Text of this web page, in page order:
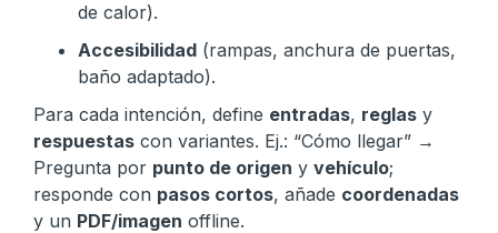
de calor).
Accesibilidad (rampas, anchura de puertas,
baño adaptado).
Para cada intención, define entradas, reglas y
respuestas con variantes. Ej.: “Cómo llegar” →
Pregunta por punto de origen y vehículo;
responde con pasos cortos, añade coordenadas
y un PDF/imagen offline.